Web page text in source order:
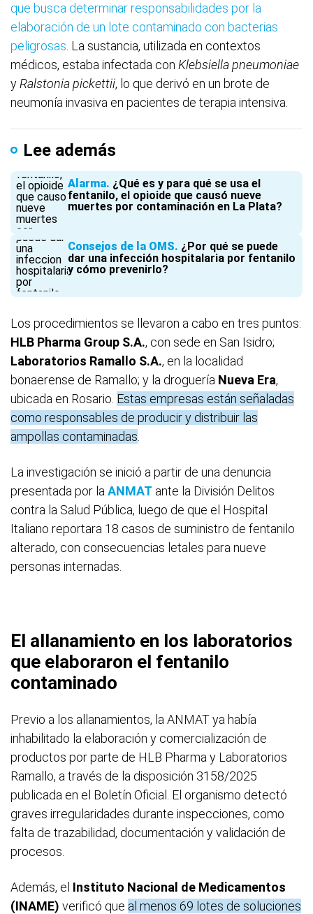
que busca determinar responsabilidades por la
elaboración de un lote contaminado con bacterias
peligrosas . La sustancia, utilizada en contextos
médicos, estaba infectada con Klebsiella pneumoniae
yRalstonia pickettii, lo que derivó en un brote de
neumonía invasiva en pacientes de terapia intensiva.
Lee además
Alarma ¿Qué es y para qué se usa el
fentanilo, el opioide que causó nueve
muertes por contaminación en La Plata?
Consejos de la OMS ¿Por qué se puede
dar una infección hospitalaria por fentanilo
y cómo prevenirlo?
Los procedimientos se llevaron a cabo en tres puntos:
HLB Pharma Group S.A., con sede en San Isidro;
Laboratorios Ramallo S.A., en la localidad
bonaerense de Ramallo; y la droguería Nueva Era,
ubicada en Rosario. Estas empresas están señaladas
como responsables de producir y distribuir las
ampollas contaminadas
La investigación se inició a partir de una denuncia
presentada por la ANMAT ante la División Delitos
contra la Salud Pública, luego de que el Hospital
Italiano reportara 18 casos de suministro de fentanilo
alterado, con consecuencias letales para nueve
personas internadas.
El allanamiento en los laboratorios
que elaboraron el fentanilo
contaminado
Previo a los allanamientos, la ANMAT ya había
inhabilitado la elaboración y comercialización de
productos por parte de HLB Pharma y Laboratorios
Ramallo, a través de la disposición 3158/2025
publicada en el Boletín Oficial. El organismo detectó
graves irregularidades durante inspecciones, como
falta de trazabilidad, documentación y validación de
procesos.
Además, el Instituto Nacional de Medicamentos
(INAME) verificó que al menos 69 lotes de soluciones